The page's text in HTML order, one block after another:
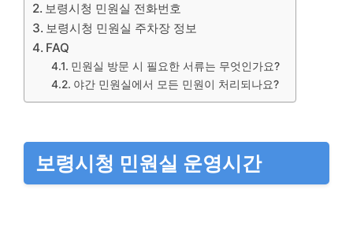
보령시청 민원실 전화번호
보령시청 민원실 주차장 정보
FAQ
민원실 방문 시 필요한 서류는 무엇인가요?
야간 민원실에서 모든 민원이 처리되나요?
보령시청 민원실 운영시간